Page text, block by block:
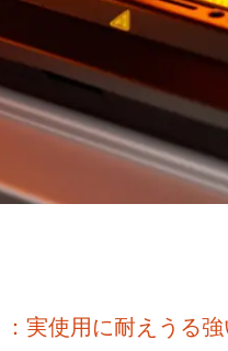
：実使用に耐えうる